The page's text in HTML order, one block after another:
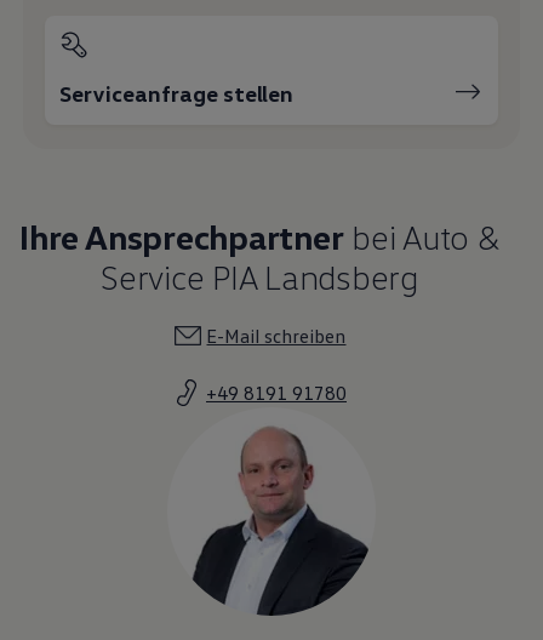
Serviceanfrage stellen
Ihre Ansprechpartnerbei Auto &
Service PIA Landsberg
E-Mail schreiben
+49 8191 91780